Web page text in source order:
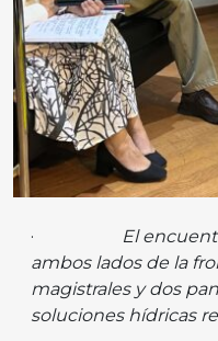
·
El
ambos lados de la
magistrales y dos
soluciones hídricas